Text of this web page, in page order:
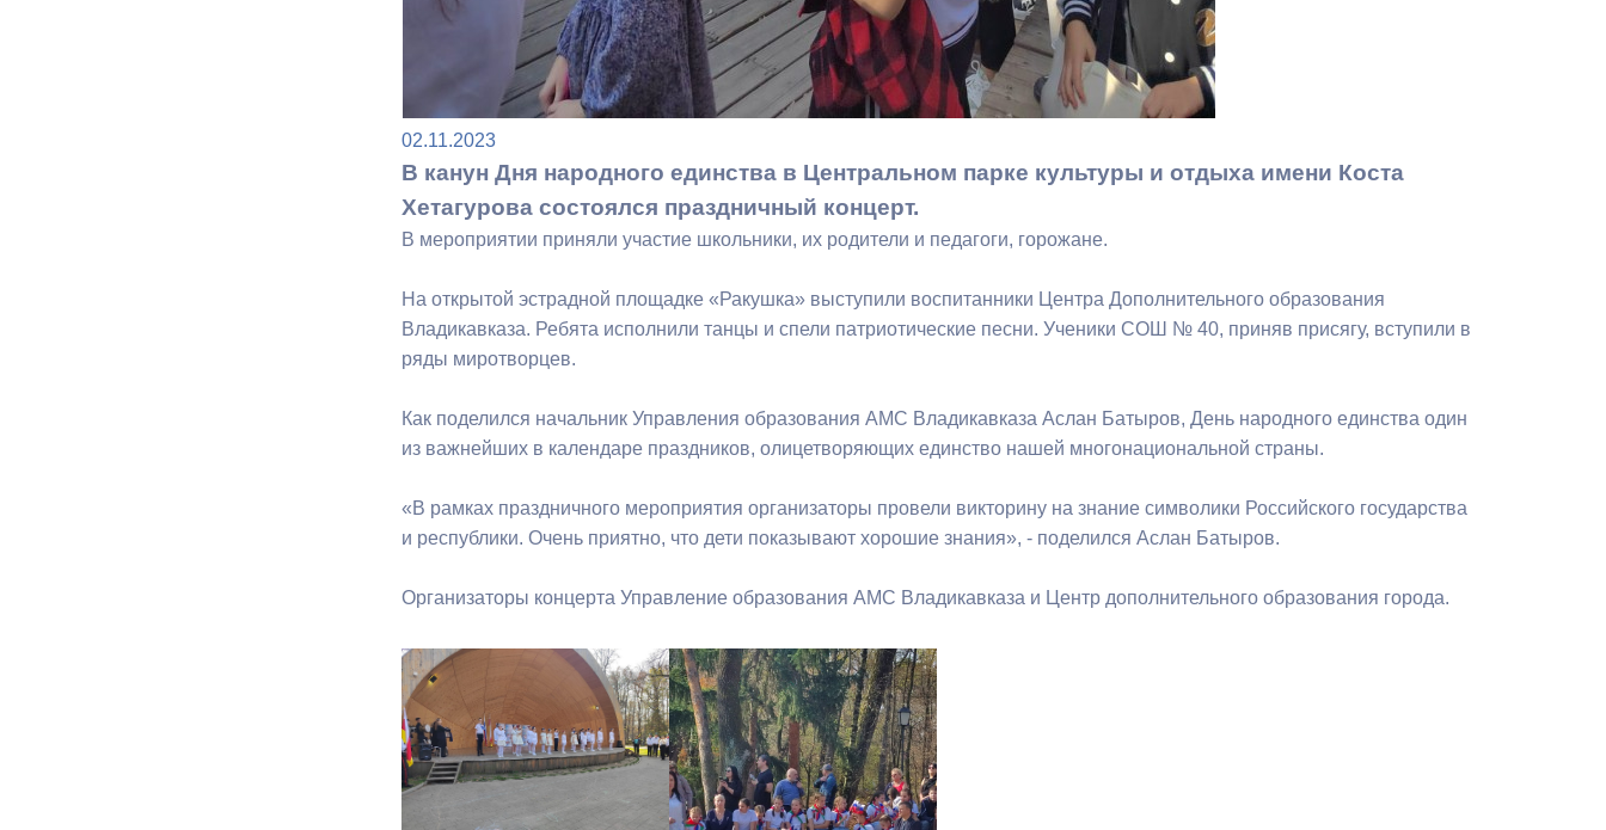
02.11.2023
В канун Дня народного единства в Центральном парке культуры и отдыха имени Коста
Хетагурова состоялся праздничный концерт.
В мероприятии приняли участие школьники, их родители и педагоги, горожане.
На открытой эстрадной площадке «Ракушка» выступили воспитанники Центра Дополнительного образования
Владикавказа. Ребята исполнили танцы и спели патриотические песни. Ученики СОШ № 40, приняв присягу, вступили в
ряды миротворцев.
Как поделился начальник Управления образования АМС Владикавказа Аслан Батыров, День народного единства один
из важнейших в календаре праздников, олицетворяющих единство нашей многонациональной страны.
«В рамках праздничного мероприятия организаторы провели викторину на знание символики Российского государства
и республики. Очень приятно, что дети показывают хорошие знания», - поделился Аслан Батыров.
Организаторы концерта Управление образования АМС Владикавказа и Центр дополнительного образования города.